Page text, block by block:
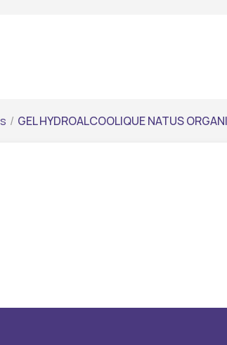
/ GEL HYDROALCOOLIQUE NATUS